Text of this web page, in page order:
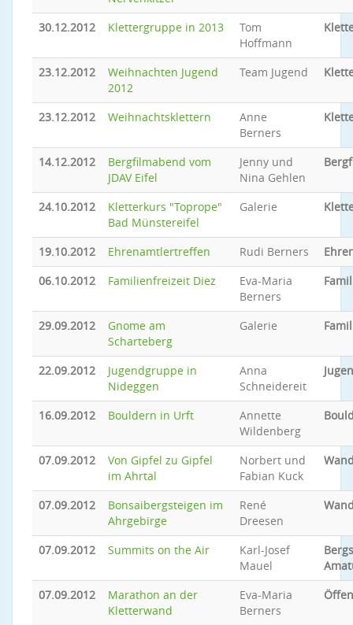
30.12.2012 Klettergruppe in 2013
Tom
Hoffmann
23.12.2012
Weihnachten Jugend
2012
Team Jugend
23.12.2012 Weihnachtsklettern
Anne
Berners
14.12.2012
Bergfilmabend vom
JDAV Eifel
Jenny und
Nina Gehlen
24.10.2012
Kletterkurs "Toprope"
Bad Münstereifel
Galerie
19.10.2012 Ehrenamtlertreffen Rudi Berners
06.10.2012
Familienfreizeit Diez
Eva-Maria
Berners
29.09.2012
Gnome am
Scharteberg
Galerie
22.09.2012
Jugendgruppe in
Nideggen
Anna
Schneidereit
16.09.2012 Bouldern in Urft
Annette
Wildenberg
07.09.2012
Von Gipfel zu Gipfel
im Ahrtal
Norbert und
Fabian Kuck
07.09.2012
Bonsaibergsteigen im
Ahrgebirge
René
Dreesen
07.09.2012 Summits on the Air
Karl-Josef
Mauel
07.09.2012
Marathon an der
Kletterwand
Eva-Maria
Berners